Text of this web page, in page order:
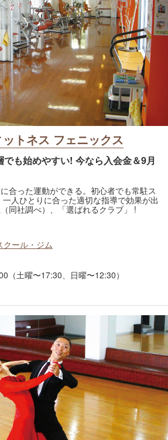
トネス フェニックス
も始めやすい! 今なら入会金＆9月
合った運動ができる。初心者でも常駐ス
人ひとりに合った適切な指導で効果が出
同社調べ）、「選ばれるクラブ」 !
クール・ジム
（土曜〜17:30、日曜〜12:30）